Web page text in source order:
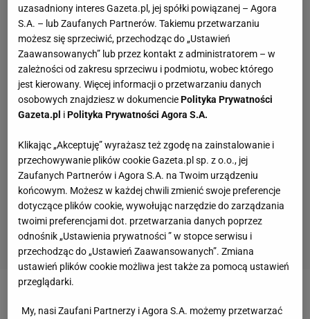
uzasadniony interes Gazeta.pl, jej spółki powiązanej – Agora
S.A. – lub Zaufanych Partnerów. Takiemu przetwarzaniu
możesz się sprzeciwić, przechodząc do „Ustawień
Zaawansowanych” lub przez kontakt z administratorem – w
zależności od zakresu sprzeciwu i podmiotu, wobec którego
jest kierowany. Więcej informacji o przetwarzaniu danych
osobowych znajdziesz w dokumenciePolityka Prywatności
Gazeta.pl iPolityka Prywatności Agora S.A.
Klikając „Akceptuję” wyrażasz też zgodę na zainstalowanie i
przechowywanie plików cookie Gazeta.pl sp. z o.o., jej
Zaufanych Partnerów i Agora S.A. na Twoim urządzeniu
końcowym. Możesz w każdej chwili zmienić swoje preferencje
dotyczące plików cookie, wywołując narzędzie do zarządzania
twoimi preferencjami dot. przetwarzania danych poprzez
odnośnik „Ustawienia prywatności ” w stopce serwisu i
przechodząc do „Ustawień Zaawansowanych”. Zmiana
ustawień plików cookie możliwa jest także za pomocą ustawień
przeglądarki.
My, nasi Zaufani Partnerzy i Agora S.A. możemy przetwarzać